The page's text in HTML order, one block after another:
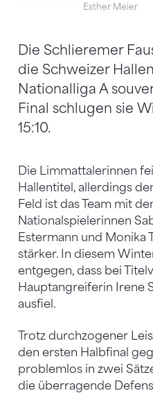
Esther Meier
Die Schlieremer
die Schweizer
Nationalliga A
Final schlugen sie
15:10.
Die Limmattalerinnen
Hallentitel, allerdings
Feld ist das Team mit
Nationalspielerinnen
Estermann und Monika
stärker. In diesem
entgegen, dass bei
Hauptangreiferin Irene
ausfiel.
Trotz durchzogener
den ersten Halbfinal
problemlos in zwei
die überragende